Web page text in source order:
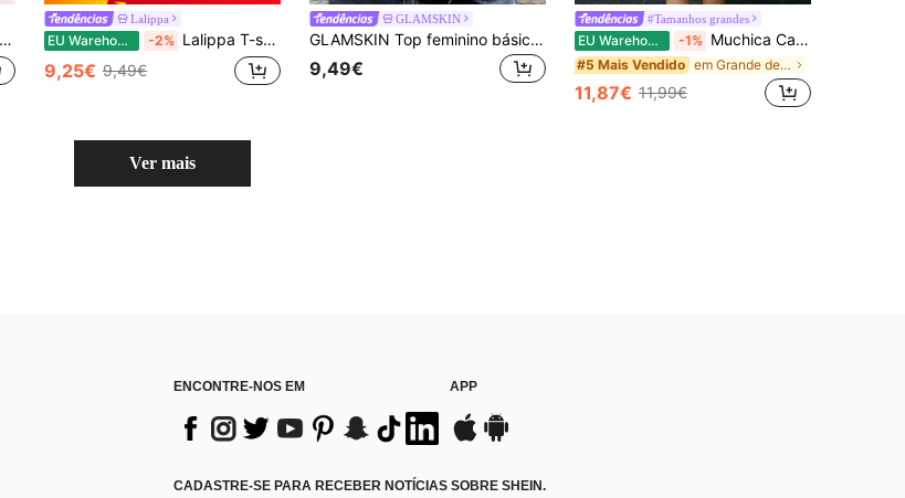
Lalippa
EU Warehouse -2% Lalippa T-shirt feminina de gola redonda com estampa digital às riscas, estilo minimalista da moda, presente para amigos
9,25€ 9,49€
GLAMSKIN
GLAMSKIN Top feminino básico de verão/outono com riscas, acabamento contrastante, decote em V e manga comprida, casual para regresso às aulas/passeios/streetwear
9,49€
#Tamanhos grandes
EU Warehouse -1% Muchica Camiseta feminina oversized casual com estampa, gola redonda e manga curta, modelagem solta, ideal para o dia a dia, encontros, reuniões, outono/inverno/verão, Natal, Ano Novo, Dia de Ação de Graças, festas, casamentos, praia, formaturas, moda, elegância, casualidade, passeios, encontros românticos, reservas, deslocamentos, brilho, Dia dos Namorados, férias, estilo anos 2000 e outras ocasiões.
#5 Mais Vendido em Grande demais T-Shirts Mulher
11,87€ 11,99€
Ver mais
ENCONTRE-NOS EM APP
CADASTRE-SE PARA RECEBER NOTÍCIAS SOBRE SHEIN.